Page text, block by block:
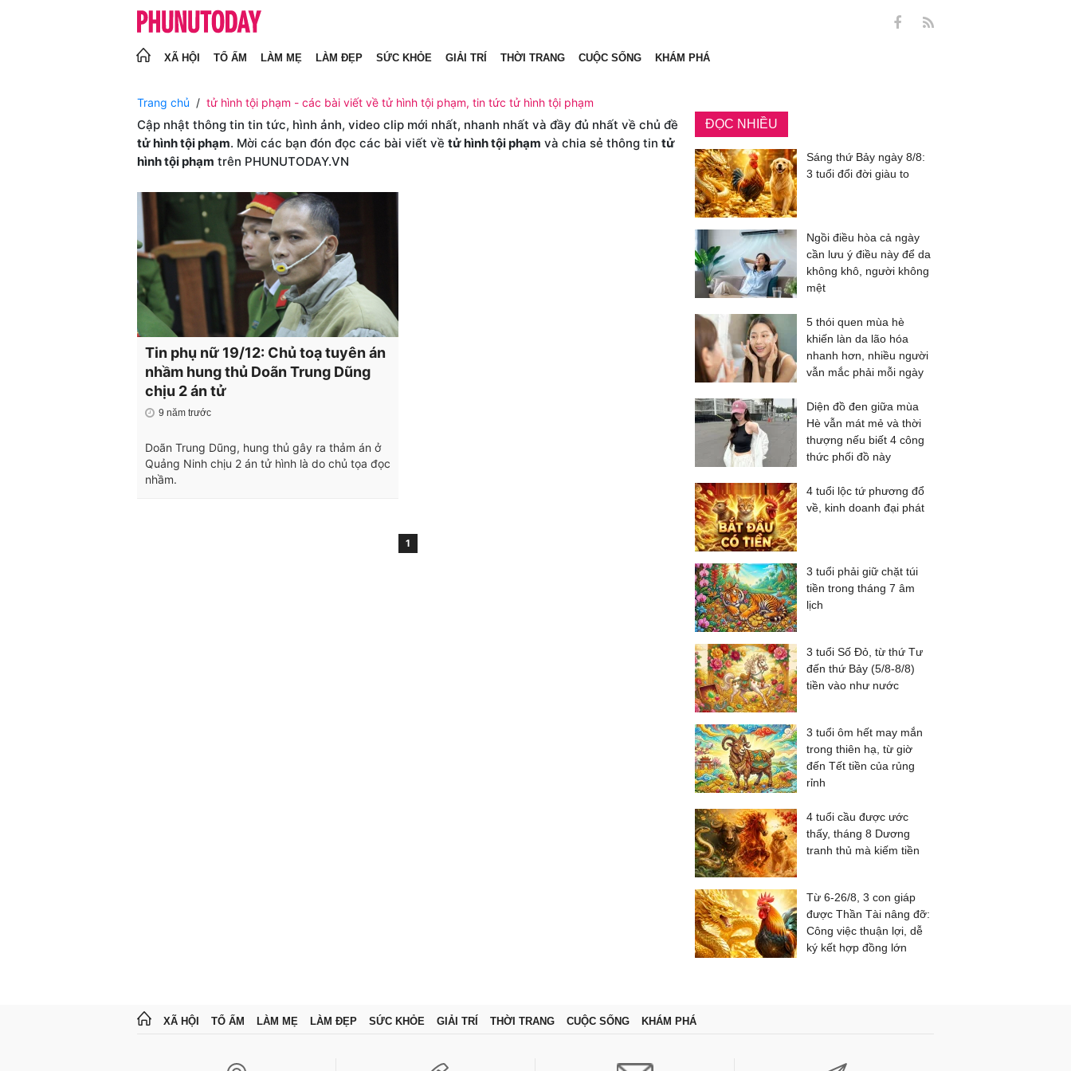
XÃ HỘI TỔ ẤM LÀM MẸ LÀM ĐẸP SỨC KHỎE GIẢI TRÍ THỜI TRANG CUỘC SỐNG KHÁM PHÁ
Trang chủ tử hình tội phạm - các bài viết về tử hình tội phạm, tin tức tử hình tội phạm
Cập nhật thông tin tin tức, hình ảnh, video clip mới nhất, nhanh nhất và đầy đủ nhất về chủ đề
tử hình tội phạm. Mời các bạn đón đọc các bài viết về tử hình tội phạm và chia sẻ thông tin tử
hình tội phạm trên PHUNUTODAY.VN
Tin phụ nữ 19/12: Chủ toạ tuyên án
nhầm hung thủ Doãn Trung Dũng
chịu 2 án tử
9 năm trước
Doãn Trung Dũng, hung thủ gây ra thảm án ở
Quảng Ninh chịu 2 án tử hình là do chủ tọa đọc
nhầm.
1
ĐỌC NHIỀU
Sáng thứ Bảy ngày 8/8:
3 tuổi đổi đời giàu to
Ngồi điều hòa cả ngày
cần lưu ý điều này để da
không khô, người không
mệt
5 thói quen mùa hè
khiến làn da lão hóa
nhanh hơn, nhiều người
vẫn mắc phải mỗi ngày
Diện đồ đen giữa mùa
Hè vẫn mát mẻ và thời
thượng nếu biết 4 công
thức phối đồ này
4 tuổi lộc tứ phương đổ
về, kinh doanh đại phát
3 tuổi phải giữ chặt túi
tiền trong tháng 7 âm
lịch
3 tuổi Số Đỏ, từ thứ Tư
đến thứ Bảy (5/8-8/8)
tiền vào như nước
3 tuổi ôm hết may mắn
trong thiên hạ, từ giờ
đến Tết tiền của rủng
rỉnh
4 tuổi cầu được ước
thấy, tháng 8 Dương
tranh thủ mà kiếm tiền
Từ 6-26/8, 3 con giáp
được Thần Tài nâng đỡ:
Công việc thuận lợi, dễ
ký kết hợp đồng lớn
XÃ HỘI TỔ ẤM LÀM MẸ LÀM ĐẸP SỨC KHỎE GIẢI TRÍ THỜI TRANG CUỘC SỐNG KHÁM PHÁ